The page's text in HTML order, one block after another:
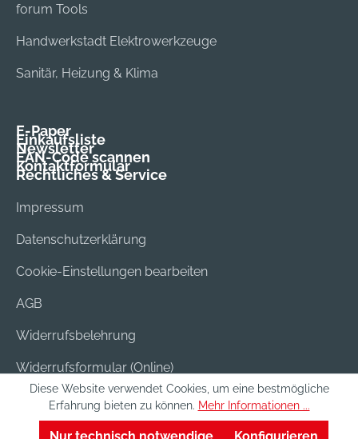
forum Tools
Handwerkstadt Elektrowerkzeuge
Sanitär, Heizung & Klima
E-Paper
Einkaufsliste
Newsletter
EAN-Code scannen
Kontaktformular
Rechtliches & Service
Impressum
Datenschutzerklärung
Cookie-Einstellungen bearbeiten
AGB
Widerrufsbelehrung
Widerrufsformular (Online)
Versand & Bezahlung
Batterieentsorgung
Diese Website verwendet Cookies, um eine bestmögliche
Erfahrung bieten zu können. Mehr Informationen ...